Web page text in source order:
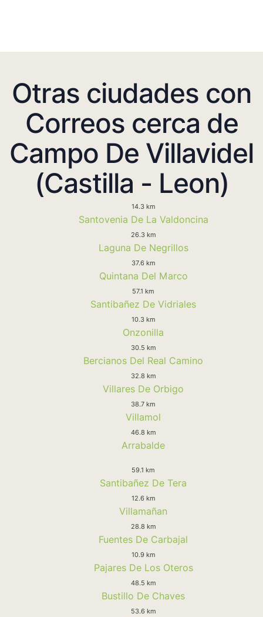
Otras ciudades con
Correos cerca de
Campo De Villavidel
(Castilla - Leon)
14.3 km
Santovenia De La Valdoncina
26.3 km
Laguna De Negrillos
37.6 km
Quintana Del Marco
57.1 km
Santibañez De Vidriales
10.3 km
Onzonilla
30.5 km
Bercianos Del Real Camino
32.8 km
Villares De Orbigo
38.7 km
Villamol
46.8 km
Arrabalde
59.1 km
Santibañez De Tera
12.6 km
Villamañan
28.8 km
Fuentes De Carbajal
10.9 km
Pajares De Los Oteros
48.5 km
Bustillo De Chaves
53.6 km